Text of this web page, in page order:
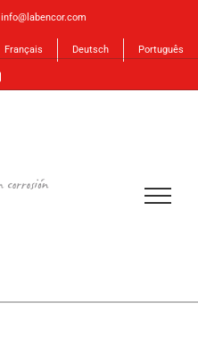
info@labencor.com
Français Deutsch Português